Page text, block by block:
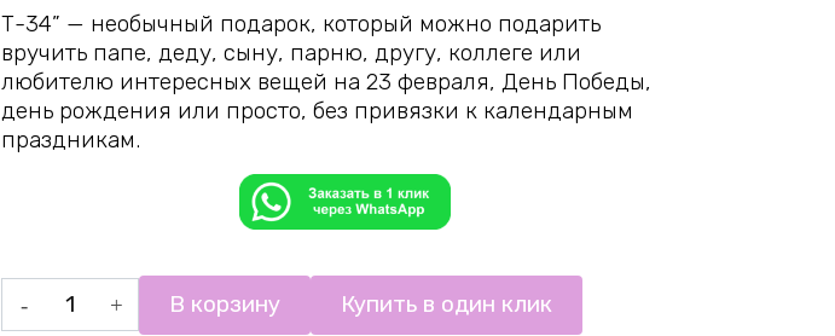
Т-34” — необычный подарок, который можно подарить
вручить папе, деду, сыну, парню, другу, коллеге или
любителю интересных вещей на 23 февраля, День Победы,
день рождения или просто, без привязки к календарным
праздникам.
Количество
товара
В корзину Купить в один клик